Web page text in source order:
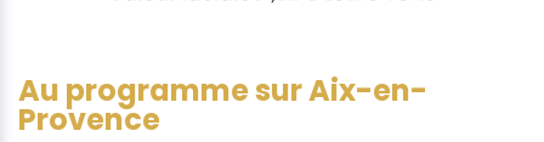
Au programme sur Aix-en-
Provence